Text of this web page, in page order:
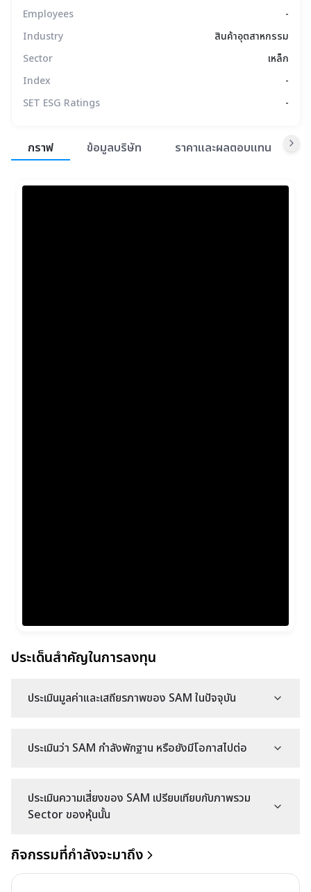
Employees
-
Industry
สินค้าอุตสาหกรรม
Sector
เหล็ก
Index
-
SET ESG Ratings
-
กราฟ
ข้อมูลบริษัท ราคาและผลตอบแทน
ประเด็นสำคัญในการลงทุน
ประเมินมูลค่าและเสถียรภาพของ SAM ในปัจจุบัน
ประเมินว่า SAM กำลังพักฐาน หรือยังมีโอกาสไปต่อ
ประเมินความเสี่ยงของ SAM เปรียบเทียบกับภาพรวม
Sector ของหุ้นนั้น
กิจกรรมที่กำลังจะมาถึง